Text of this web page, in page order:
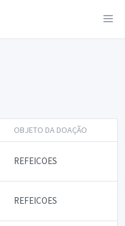
OBJETO DA DOAÇÃO
REFEICOES
REFEICOES